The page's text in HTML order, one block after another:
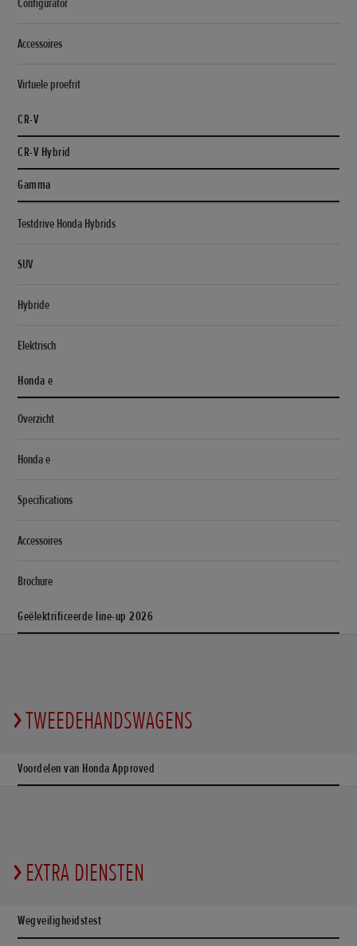
Accessoires
Virtuele proefrit
CR-V
CR-V Hybrid
Gamma
Testdrive Honda Hybrids
SUV
Hybride
Elektrisch
Honda e
Overzicht
Honda e
Specifications
Accessoires
Brochure
Geëlektrificeerde line-up 2026
TWEEDEHANDSWAGENS
Voordelen van Honda Approved
EXTRA DIENSTEN
Wegveiligheidstest